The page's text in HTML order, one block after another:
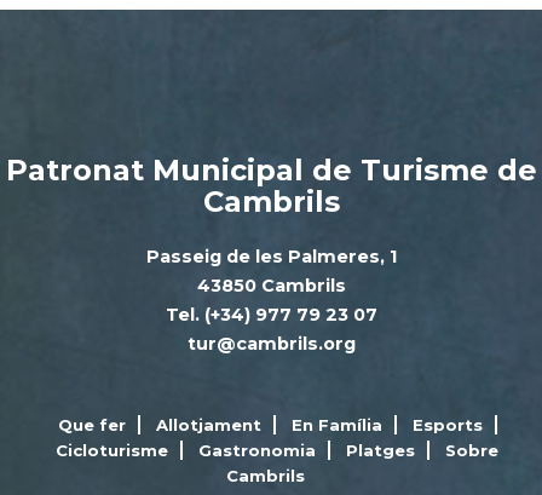
Patronat Municipal de Turisme de
Cambrils
Passeig de les Palmeres, 1
43850 Cambrils
Tel. (+34) 977 79 23 07
tur@cambrils.org
Que fer Allotjament En Família
Esports
Cicloturisme
Gastronomia Platges
Sobre
Cambrils